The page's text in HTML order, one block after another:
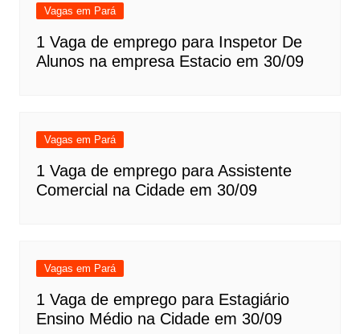
Vagas em Pará
1 Vaga de emprego para Inspetor De
Alunos na empresa Estacio em 30/09
Vagas em Pará
1 Vaga de emprego para Assistente
Comercial na Cidade em 30/09
Vagas em Pará
1 Vaga de emprego para Estagiário
Ensino Médio na Cidade em 30/09